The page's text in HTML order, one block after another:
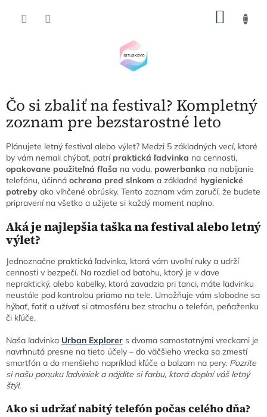
Čo si zbaliť na festival? Kompletný
zoznam pre bezstarostné leto
Plánujete letný festival alebo výlet? Medzi 5 základných vecí, ktoré
by vám nemali chýbať, patrí praktická ľadvinka na cennosti,
opakovane použiteľná fľaša na vodu, powerbanka na nabíjanie
telefónu, účinná ochrana pred slnkom a základné hygienické
potreby ako vlhčené obrúsky. Tento zoznam vám zaručí, že budete
pripravení na všetko a užijete si každý moment naplno.
Aká je najlepšia taška na festival alebo letný
výlet?
Jednoznačne praktická ľadvinka, ktorá vám uvoľní ruky a udrží
cennosti v bezpečí. Na rozdiel od batohu, ktorý je v dave
nepraktický, alebo kabelky, ktorá zavadzia pri tanci, máte ľadvinku
neustále pod kontrolou priamo na tele. Umožňuje vám slobodne sa
hýbať, fotiť a užívať si atmosféru bez strachu o telefón, peňaženku
či kľúče.
Naša ľadvinka Urban Explorer s dvoma samostatnými vreckami je
navrhnutá presne na tieto účely – do väčšieho vrecka sa zmestí
smartfón a do menšieho napríklad kľúče a balzam na pery. Pozrite
si našu ponuku ľadviniek a nájdite si farbu, ktorá doplní váš letný
štýl.
Ako si udržať nabitý telefón počas celého dňa?